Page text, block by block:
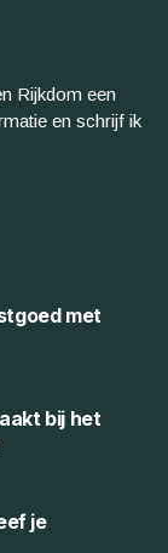
Rijkdom een
en schrijf ik
met
bij het
je